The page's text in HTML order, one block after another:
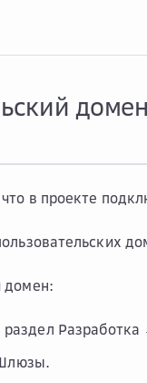
домен
в проекте
домен:
раздел
.